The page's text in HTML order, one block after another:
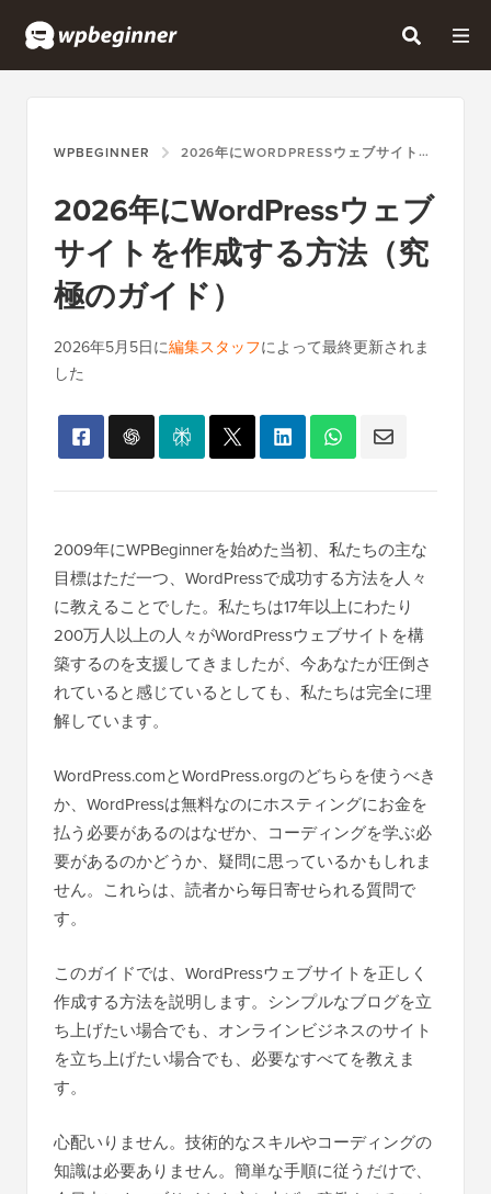
WPBEGINNER 2026年にWORDPRESSウェブサイトを作成する方法（究極のガイド）
2026年にWordPressウェブ
サイトを作成する方法（究
極のガイド）
2026年5月5日に編集スタッフによって最終更新されま
した
2009年にWPBeginnerを始めた当初、私たちの主な
目標はただ一つ、WordPressで成功する方法を人々
に教えることでした。私たちは17年以上にわたり
200万人以上の人々がWordPressウェブサイトを構
築するのを支援してきましたが、今あなたが圧倒さ
れていると感じているとしても、私たちは完全に理
解しています。
WordPress.comとWordPress.orgのどちらを使うべき
か、WordPressは無料なのにホスティングにお金を
払う必要があるのはなぜか、コーディングを学ぶ必
要があるのかどうか、疑問に思っているかもしれま
せん。これらは、読者から毎日寄せられる質問で
す。
このガイドでは、WordPressウェブサイトを正しく
作成する方法を説明します。シンプルなブログを立
ち上げたい場合でも、オンラインビジネスのサイト
を立ち上げたい場合でも、必要なすべてを教えま
す。
心配いりません。技術的なスキルやコーディングの
知識は必要ありません。簡単な手順に従うだけで、